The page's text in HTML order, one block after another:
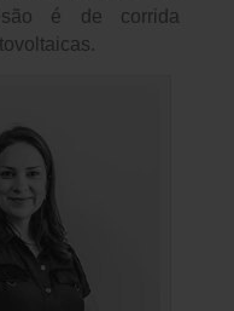
é de corrida